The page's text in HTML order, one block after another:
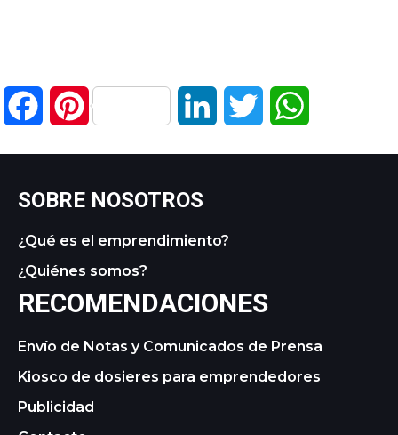
FacebookPinterest LinkedIn Twitter
SOBRE NOSOTROS
¿Qué es el emprendimiento?
¿Quiénes somos?
RECOMENDACIONES
Envío de Notas y Comunicados de Prensa
Kiosco de dosieres para emprendedores
Publicidad